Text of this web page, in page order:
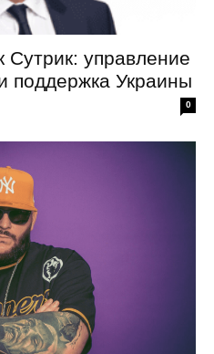
управление
поддержка Украины
0